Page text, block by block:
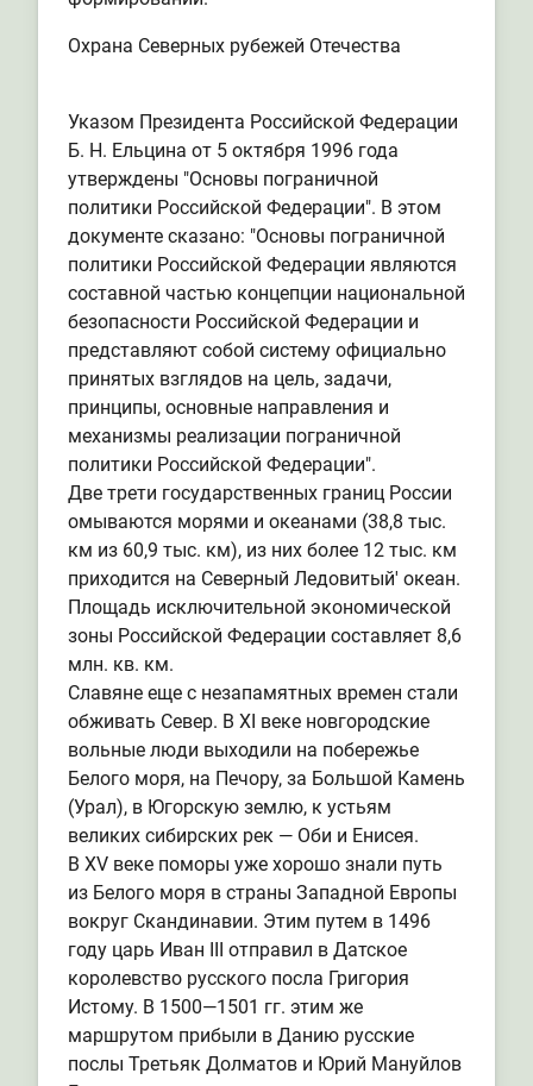
Охрана Северных рубежей Отечества
Указом Президента Российской Федерации
Б. Н. Ельцина от 5 октября 1996 года
утверждены "Основы пограничной
политики Российской Федерации". В этом
документе сказано: "Основы пограничной
политики Российской Федерации являются
составной частью концепции национальной
безопасности Российской Федерации и
представляют собой систему официально
принятых взглядов на цель, задачи,
принципы, основные направления и
механизмы реализации пограничной
политики Российской Федерации".
Две трети государственных границ России
омываются морями и океанами (38,8 тыс.
км из 60,9 тыс. км), из них более 12 тыс. км
приходится на Северный Ледовитый' океан.
Площадь исключительной экономической
зоны Российской Федерации составляет 8,6
млн. кв. км.
Славяне еще с незапамятных времен стали
обживать Север. В XI веке новгородские
вольные люди выходили на побережье
Белого моря, на Печору, за Большой Камень
(Урал), в Югорскую землю, к устьям
великих сибирских рек — Оби и Енисея.
В XV веке поморы уже хорошо знали путь
из Белого моря в страны Западной Европы
вокруг Скандинавии. Этим путем в 1496
году царь Иван III отправил в Датское
королевство русского посла Григория
Истому. В 1500—1501 гг. этим же
маршрутом прибыли в Данию русские
послы Третьяк Долматов и Юрий Мануйлов